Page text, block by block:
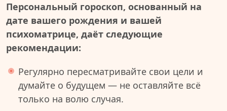
Персональный гороскоп, основанный на
дате вашего рождения и вашей
психоматрице, даёт следующие
рекомендации:
Регулярно пересматривайте свои цели и
думайте о будущем — не оставляйте всё
только на волю случая.